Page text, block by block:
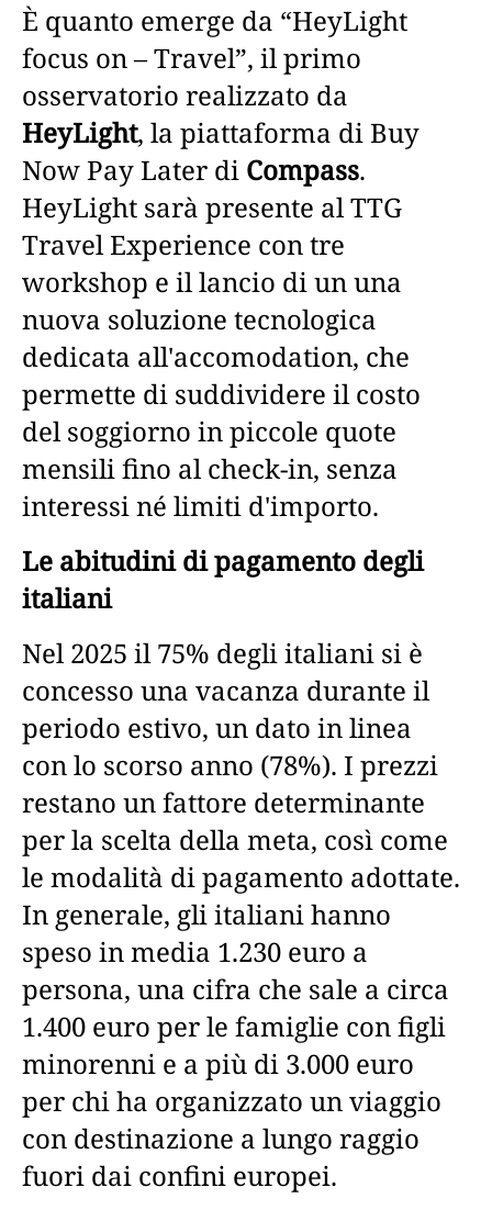
È quanto emerge da “HeyLight
focus on – Travel”, il primo
osservatorio realizzato da
HeyLight, la piattaforma di Buy
Now Pay Later di Compass.
HeyLight sarà presente al TTG
Travel Experience con tre
workshop e il lancio di un una
nuova soluzione tecnologica
dedicata all'accomodation, che
permette di suddividere il costo
del soggiorno in piccole quote
mensili fino al check-in, senza
interessi né limiti d'importo.
Le abitudini di pagamento degli
italiani
Nel 2025 il 75% degli italiani si è
concesso una vacanza durante il
periodo estivo, un dato in linea
con lo scorso anno (78%). I prezzi
restano un fattore determinante
per la scelta della meta, così come
le modalità di pagamento adottate.
In generale, gli italiani hanno
speso in media 1.230 euro a
persona, una cifra che sale a circa
1.400 euro per le famiglie con figli
minorenni e a più di 3.000 euro
per chi ha organizzato un viaggio
con destinazione a lungo raggio
fuori dai confini europei.